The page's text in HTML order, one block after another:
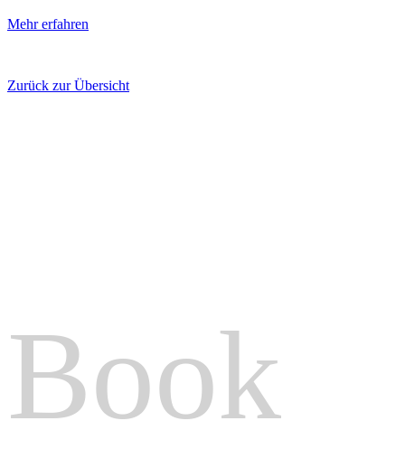
Mehr erfahren
Zurück zur Übersicht
Book